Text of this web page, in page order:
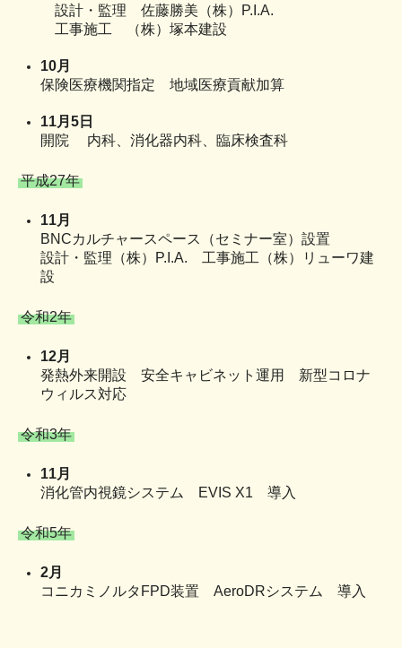
設計・監理 佐藤勝美（株）P.I.A.
工事施工 （株）塚本建設
10月
保険医療機関指定 地域医療貢献加算
11月5日
開院 内科、消化器内科、臨床検査科
平成27年
11月
BNCカルチャースペース（セミナー室）設置
設計・監理（株）P.I.A. 工事施工（株）リューワ建
設
令和2年
12月
発熱外来開設 安全キャビネット運用 新型コロナ
ウィルス対応
令和3年
11月
消化管内視鏡システム EVIS X1 導入
令和5年
2月
コニカミノルタFPD装置 AeroDRシステム 導入